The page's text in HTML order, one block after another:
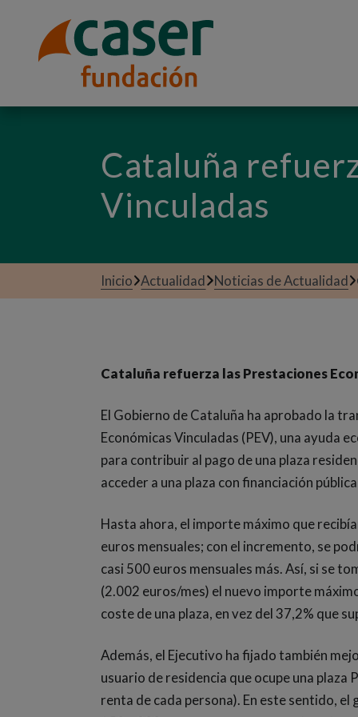
Cataluña
Vinculadas
Inicio Actualidad Noticias de Actualidad
Cataluña refuerza las Prestaciones
El Gobierno de Cataluña ha aprobado la
Económicas Vinculadas (PEV), una ayuda
para contribuir al pago de una plaza
acceder a una plaza con financiación
Hasta ahora, el importe máximo que
euros mensuales; con el incremento, se
casi 500 euros mensuales más. Así, si se
(2.002 euros/mes) el nuevo importe
coste de una plaza, en vez del 37,2% que
Además, el Ejecutivo ha fijado también
usuario de residencia que ocupe una plaza
renta de cada persona). En este sentido,